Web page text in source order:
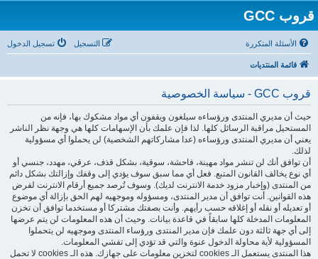
قروب GCC
الأسئلة المتكررة تسجيل الدخول التسجيل
قائمة المنتديات
قروب GCC - سياسة الخصوصية
حيث أن مديري المنتدى ورؤساءه سيلغون ويقفون أي مواد مشكوك بها، فإنه من
المستحيل مراقبة الرسائل كلها. لذا فإن علمك بأن الإسهامات كلها هي وجهة نظر الناشر
يعني أن مديري المنتدى ورؤساءه (عدا مشاركاتهم الشخصية) لن يحملوا أي مسؤولية
لذلك.
أن توافق أنك لن تنشر مواد مهينة، فاحشة، سوقية، بشكل قذف، عرقي، مهدد، جنسي أو
أي نوع يخالف القانون المتبع. فعل أي مما سبق سوف يؤدي إلى وقفك وإزالتك بشكل دائم
من المنتدى (وإخبار مزود خدمة الانترنت لديك). وسوف تُرصد جميع أرقام الانترنت لفرض
هذه القوانين. أنت توافق أن مدير المنتدى، ومسؤوله وموجهيه لهم الحق بإزالة أي موضوع
أو تعديله أو نقله أو إغلاقه حسب رأيهم. وأنت بصفتك مشتركا أو مستخدما توافق أن تخزن
المعلومات المدخلة كلها سابقاً في قاعدة بيانات. وحيث أن هذه المعلومات لن يتم عرضها
إلى أي جهة ثالثة دون علمك فإن مدير المنتدى ورؤساء المنتدى وموجهيه لن يتحملوا
المسؤولية لأية محاولة الدخول عنوة والتي قد تؤدي إلى تفشي المعلومات.
هذا المنتدى يستعمل الـ cookies لتخزين معلومات على جهازك. هذه الـ cookies لا تحمل